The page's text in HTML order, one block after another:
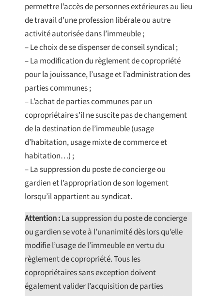
permettre l’accès de personnes extérieures au lieu
de travail d’une profession libérale ou autre
activité autorisée dans l’immeuble ;
– Le choix de se dispenser de conseil syndical ;
– La modification du règlement de copropriété
pour la jouissance, l’usage et l’administration des
parties communes ;
– L’achat de parties communes par un
copropriétaire s’il ne suscite pas de changement
de la destination de l’immeuble (usage
d’habitation, usage mixte de commerce et
habitation…) ;
– La suppression du poste de concierge ou
gardien et l’appropriation de son logement
lorsqu’il appartient au syndicat.
Attention :La suppression du poste de concierge
ou gardien se vote à l’unanimité dès lors qu’elle
modifie l’usage de l’immeuble en vertu du
règlement de copropriété. Tous les
copropriétaires sans exception doivent
également valider l’acquisition de parties